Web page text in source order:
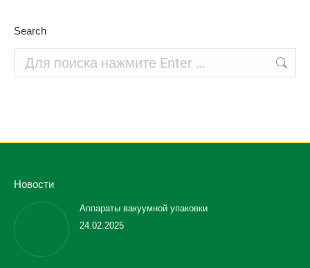
Search
Новости
Аппараты вакуумной упаковки
24.02.2025